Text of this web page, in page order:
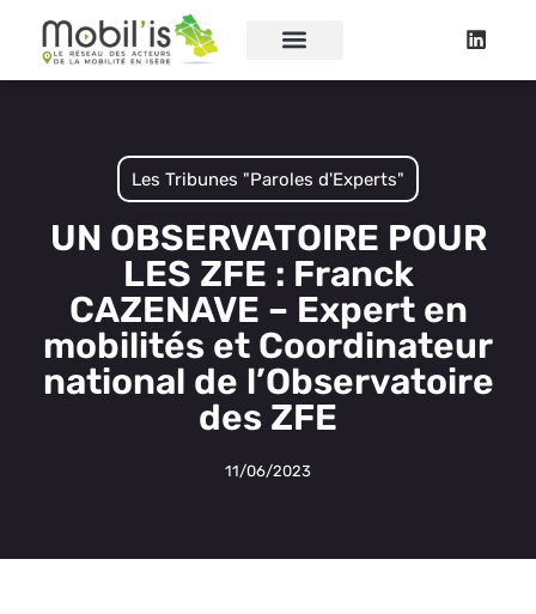
Les Tribunes "Paroles d'Experts"
UN OBSERVATOIRE POUR
LES ZFE : Franck
CAZENAVE – Expert en
mobilités et Coordinateur
national de l’Observatoire
des ZFE
11/06/2023